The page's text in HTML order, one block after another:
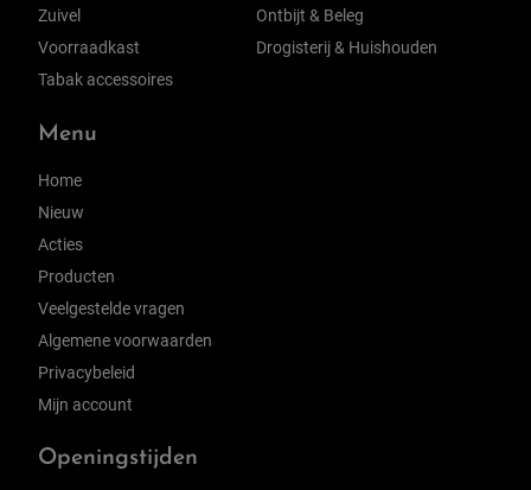
Zuivel
Voorraadkast
Tabak accessoires
Ontbijt & Beleg
Drogisterij & Huishouden
Menu
Home
Nieuw
Acties
Producten
Veelgestelde vragen
Algemene voorwaarden
Privacybeleid
Mijn account
Openingstijden